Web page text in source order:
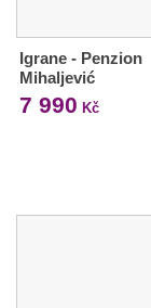
Igrane - Penzion
Mihaljević
7 990 Kč